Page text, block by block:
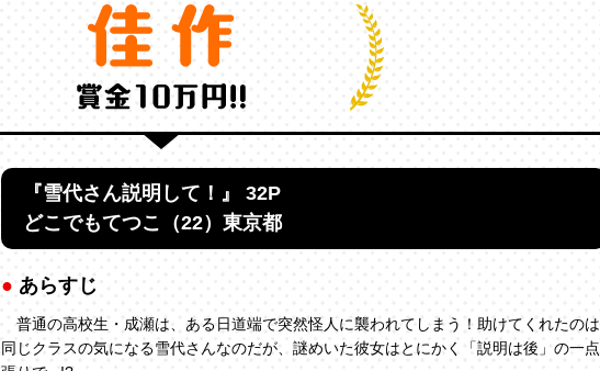
『雪代さん説明して！』 32P
どこでもてつこ（22）東京都
あらすじ
普通の高校生・成瀬は、ある日道端で突然怪人に襲われてしまう！助けてくれたのは
同じクラスの気になる雪代さんなのだが、謎めいた彼女はとにかく「説明は後」の一点